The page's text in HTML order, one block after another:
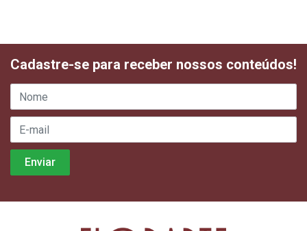
Cadastre-se para receber nossos conteúdos!